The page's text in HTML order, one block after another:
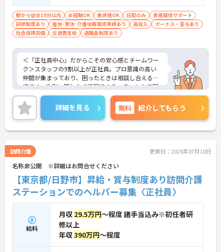
駅から徒歩10分以内 未経験OK 無資格OK 日勤のみ
資格取得サポート
研修制度あり
産休･育休･介護休暇取得実績あり 高収入
ボーナス・賞与あり
社会保険完備
交通費支給 退職金制度あり
＜「正社員中心」だからこその安心感とチームワー
ク＞スタッフの9割以上が正社員。プロ意識の高い
仲間が集まっており、困ったときは相談し合える環
境です。性別に関わらず活躍できるフラットな雰囲
気があります。
＜電動自転車でラクラク移動！身体への負担を軽減
＞会社から1人1台、専用の電動自転車が支給されま
す（一部例外あり）。お客様のご自宅への移動が快
適になるだけでなく、貸与された自転車での通勤も
合えます。
＜頑張りがしっかり給与に反映される仕組み＞「社
員を大事にする」をモットーに、業界トップクラス
の給与水準を目指しています。賞与は年2回あり、資
格手当や土日出勤手当も充実。キャリアパスも明確
で、管理者へのステップアップなど、頑張りに応じ
て収入もやりがいもアップします。
詳細を見る 無料 紹介してもらう
訪問介護 更新日：2026年07月10日
名称非公開 ※詳細はお問合せください
【東京都/日野市】昇給・賞与制度あり訪問介護
ステーションでのヘルパー募集〈正社員〉
給料
月収 29.5万円～程度 諸手当込み※初任者研
修以上
年収390万円～程度